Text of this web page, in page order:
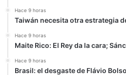
Hace 9 horas
Taiwán necesita otra estrategia
Hace 9 horas
Maite Rico: El Rey da la cara;
Hace 9 horas
Brasil: el desgaste de Flávio